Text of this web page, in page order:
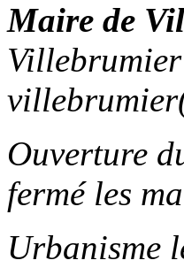
Maire de
Ouverture
fermé les
Urbanisme